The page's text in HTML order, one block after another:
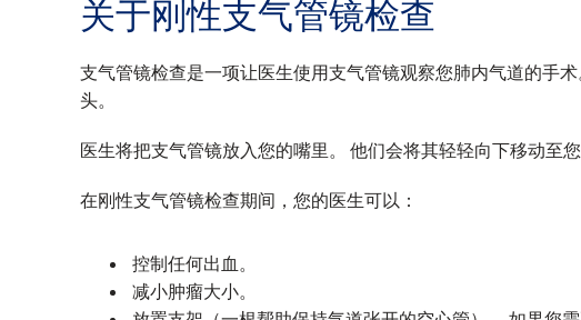
关于刚性支气管镜检查
支气管镜检查是一项让医生使用支气管镜观察您肺内气道的手
头。
医生将把支气管镜放入您的嘴里。 他们会将其轻轻向下移动至
在刚性支气管镜检查期间，您的医生可以：
控制任何出血。
减小肿瘤大小。